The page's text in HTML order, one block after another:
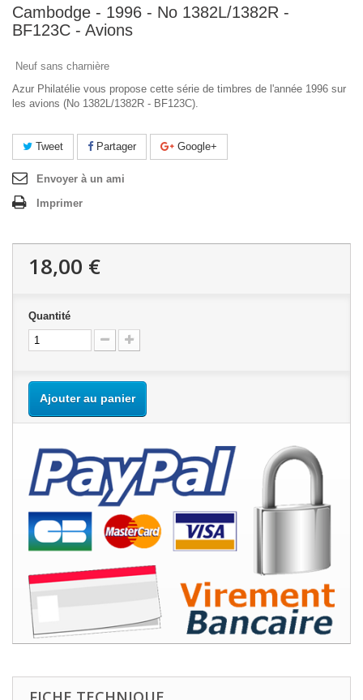
Cambodge - 1996 - No 1382L/1382R -
BF123C - Avions
Neuf sans charnière
Azur Philatélie vous propose cette série de timbres de l'année 1996 sur
les avions (No 1382L/1382R - BF123C).
Tweet Partager Google+
Envoyer à un ami
Imprimer
18,00 €
Quantité
Ajouter au panier